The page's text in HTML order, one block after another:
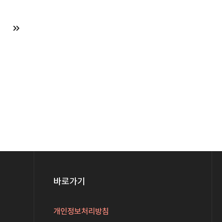
바로가기
개인정보처리방침